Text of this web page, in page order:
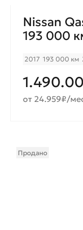
Nissan
193 000
2017 193 000 км
от 24.959₽/
Продано